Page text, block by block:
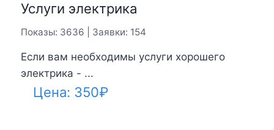
Услуги электрика
Показы: 3636 | Заявки: 154
Если вам необходимы услуги хорошего
электрика - ...
Цена: 350₽